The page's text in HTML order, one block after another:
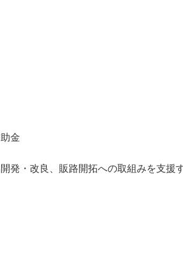
金
発・改良、販路開拓への取組みを支援